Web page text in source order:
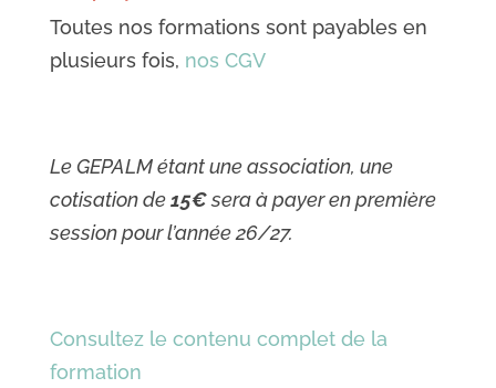
Toutes nos formations sont payables en
plusieurs fois, nos CGV
Le GEPALM étant une association, une
cotisation de15€sera à payer en première
session pour l’année 26/27.
Consultez le contenu complet de la
formation